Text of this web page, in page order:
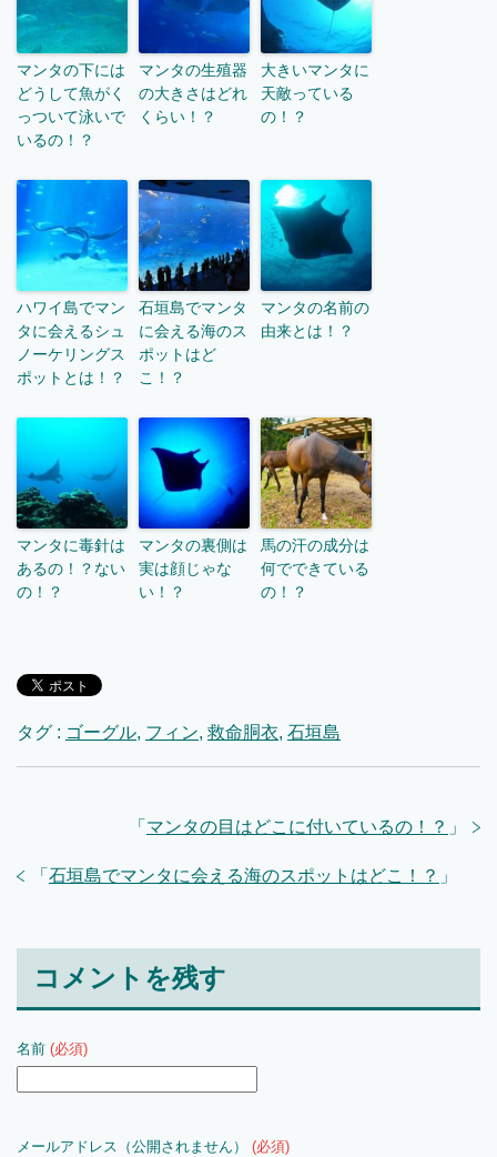
マンタの下には
どうして魚がく
っついて泳いで
いるの！？
マンタの生殖器
の大きさはどれ
くらい！？
大きいマンタに
天敵っている
の！？
ハワイ島でマン
タに会えるシュ
ノーケリングス
ポットとは！？
石垣島でマンタ
に会える海のス
ポットはど
こ！？
マンタの名前の
由来とは！？
マンタに毒針は
あるの！？ない
の！？
マンタの裏側は
実は顔じゃな
い！？
馬の汗の成分は
何でできている
の！？
タグ : ゴーグル, フィン, 救命胴衣, 石垣島
「 マンタの目はどこに付いているの！？ 」
「 石垣島でマンタに会える海のスポットはどこ！？ 」
コメントを残す
名前 (必須)
メールアドレス（公開されません） (必須)